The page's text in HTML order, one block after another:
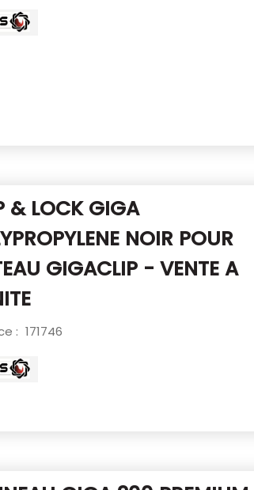
& LOCK GIGA
NOIR POUR
GIGACLIP - VENTE A
: 171746